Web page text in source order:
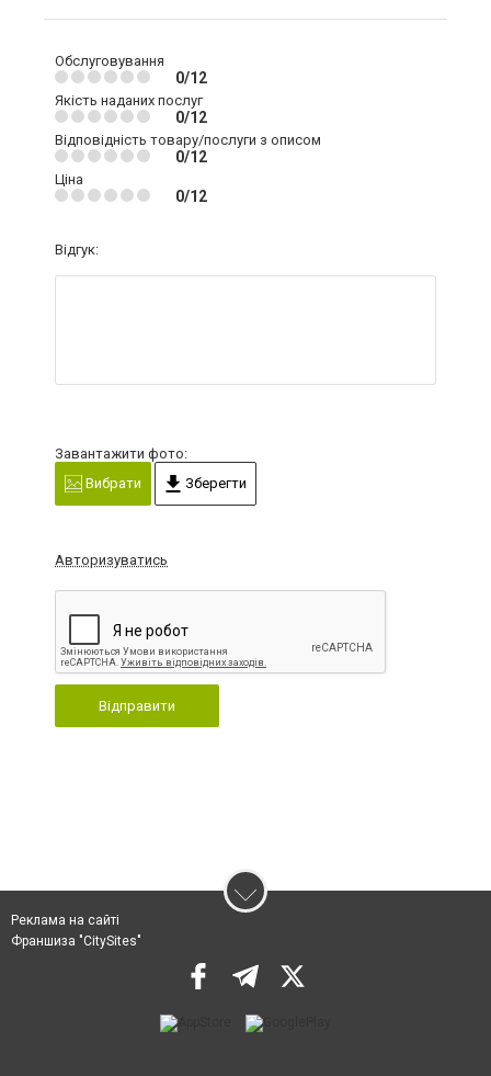
Обслуговування
0/12
Якість наданих послуг
0/12
Відповідність товару/послуги з описом
0/12
Ціна
0/12
Відгук:
Завантажити фото:
Вибрати
Зберегти
Авторизуватись
Відправити
Реклама на сайті
Франшиза "CitySites"